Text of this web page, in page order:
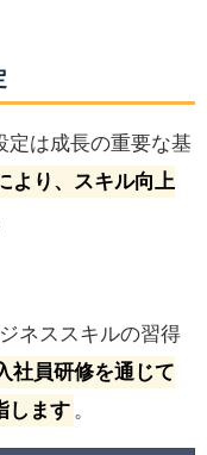
定は成長の重要な基
より、スキル向上
ネススキルの習得
社員研修を通じて
します 。